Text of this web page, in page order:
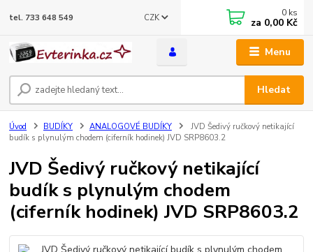
Menu
CZK
Hledat
tel. 733 648 549 0 ks
za 0,00 Kč
Úvod BUDÍKY ANALOGOVÉ BUDÍKY
JVD Šedivý ručkový netikající
budík s plynulým chodem (ciferník hodinek) JVD SRP8603.2
JVD Šedivý ručkový netikající
budík s plynulým chodem
(ciferník hodinek) JVD SRP8603.2